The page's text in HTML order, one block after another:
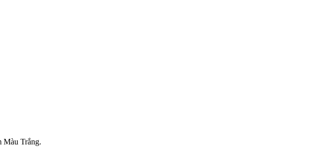
Trắng.